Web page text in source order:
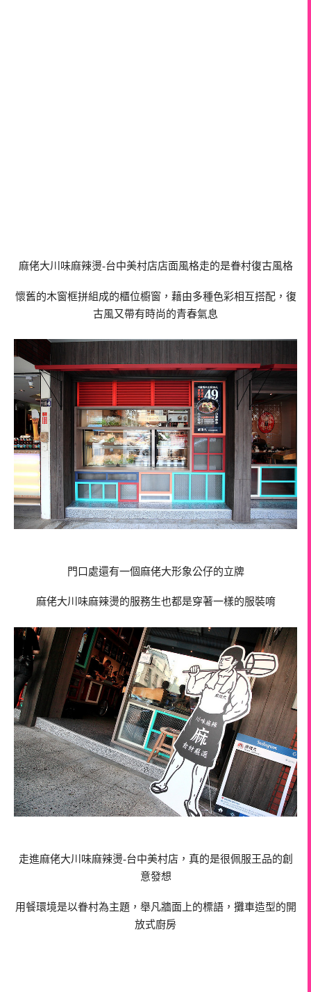
麻佬大川味麻辣燙-台中美村店店面風格走的是眷村復古風格
懷舊的木窗框拼組成的櫃位櫥窗，藉由多種色彩相互搭配，復
古風又帶有時尚的青春氣息
門口處還有一個麻佬大形象公仔的立牌
麻佬大川味麻辣燙的服務生也都是穿著一樣的服裝唷
走進麻佬大川味麻辣燙-台中美村店，真的是很佩服王品的創
意發想
用餐環境是以眷村為主題，舉凡牆面上的標語，攤車造型的開
放式廚房